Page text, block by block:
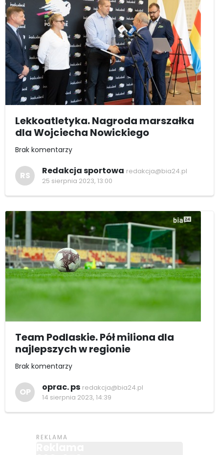
Lekkoatletyka. Nagroda marszałka
dla Wojciecha Nowickiego
Brak komentarzy
RS Redakcja sportowa redakcja@bia24.pl
25 sierpnia 2023, 13:00
Team Podlaskie. Pół miliona dla
najlepszych w regionie
Brak komentarzy
OP oprac. ps redakcja@bia24.pl
14 sierpnia 2023, 14:39